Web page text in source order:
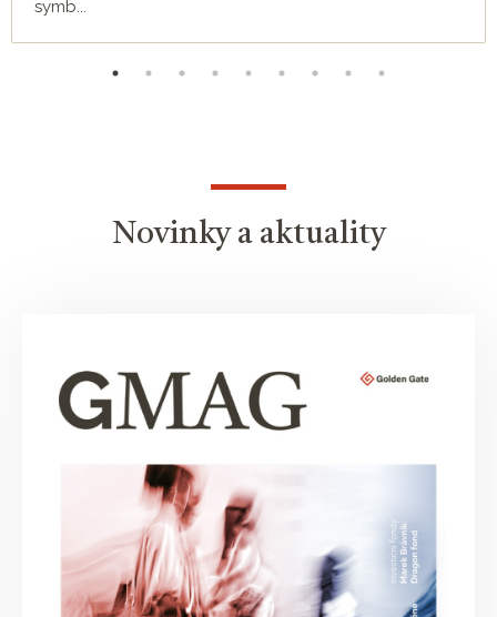
symb...
Novinky a aktuality